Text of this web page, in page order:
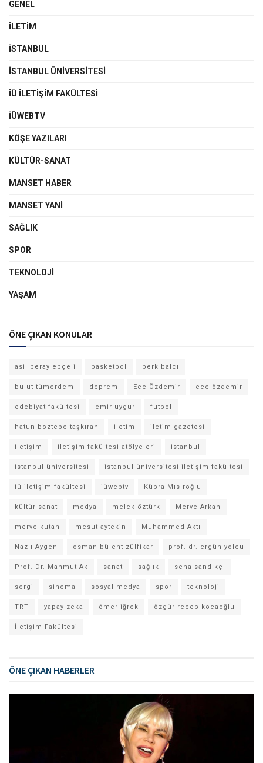
GENEL
İLETIM
İSTANBUL
İSTANBUL ÜNIVERSITESI
İÜ İLETIŞIM FAKÜLTESI
İÜWEBTV
KÖŞE YAZILARI
KÜLTÜR-SANAT
MANSET HABER
MANSET YANI
SAĞLIK
SPOR
TEKNOLOJI
YAŞAM
ÖNE ÇIKAN KONULAR
asil beray epçeli basketbol berk balcı
bulut tümerdem deprem Ece Özdemir ece özdemir
edebiyat fakültesi emir uygur futbol
hatun boztepe taşkıran iletim iletim gazetesi
iletişim iletişim fakültesi atölyeleri istanbul
istanbul üniversitesi istanbul üniversitesi iletişim fakültesi
iü iletişim fakültesi iüwebtv Kübra Mısıroğlu
kültür sanat medya melek öztürk Merve Arkan
merve kutan mesut aytekin Muhammed Aktı
Nazlı Aygen osman bülent zülfikar prof. dr. ergün yolcu
Prof. Dr. Mahmut Ak sanat sağlık sena sandıkçı
sergi sinema sosyal medya spor teknoloji
TRT yapay zeka ömer iğrek özgür recep kocaoğlu
İletişim Fakültesi
ÖNE ÇIKAN HABERLER